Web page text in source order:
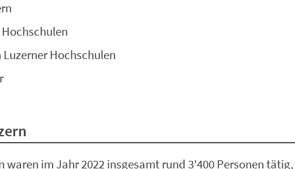
Hochschulen
waren im Jahr 2022 insgesamt rund 3'400 Personen tätig,